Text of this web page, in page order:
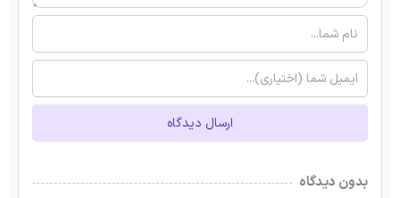
ارسال دیدگاه
بدون دیدگاه